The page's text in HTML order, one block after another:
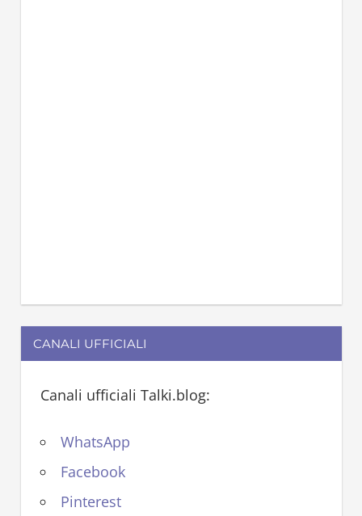
CANALI UFFICIALI
Canali ufficiali Talki.blog:
WhatsApp
Facebook
Pinterest